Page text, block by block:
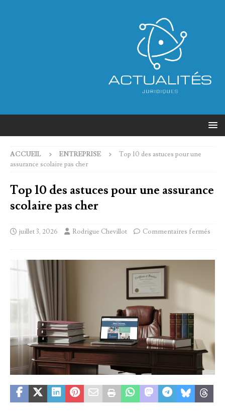
ACCUEIL ENTREPRISE
Top 10 des astuces pour une
assurance scolaire pas cher
Top 10 des astuces pour une assurance
scolaire pas cher
juillet 3, 2026 Rodrigue Chevillot Commentaires fermés